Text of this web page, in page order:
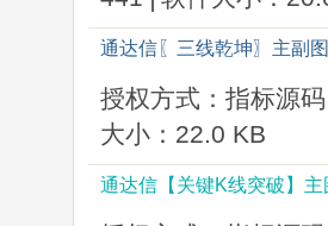
通达信〖三线乾坤〗主副
授权方式：指标源码
大小：22.0 KB
通达信【关键K线突破】